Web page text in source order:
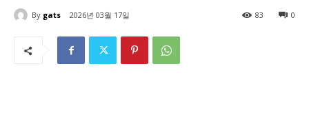
By gats 2026년 03월 17일 0
83